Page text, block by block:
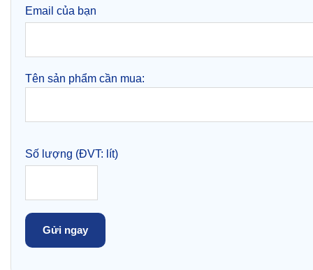
Email của bạn
Tên sản phẩm cần mua:
Số lượng (ĐVT: lít)